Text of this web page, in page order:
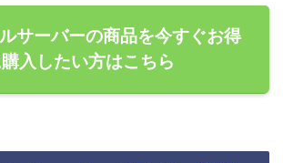
サーバーの商品を今すぐお得
入したい方はこちら